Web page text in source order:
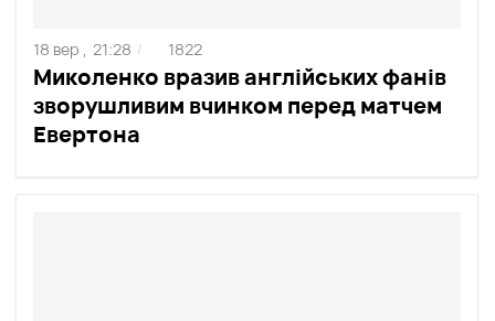
Миколенко вразив англійських фанів
зворушливим вчинком перед матчем
Евертона
18 вер , 21:28 / 1822